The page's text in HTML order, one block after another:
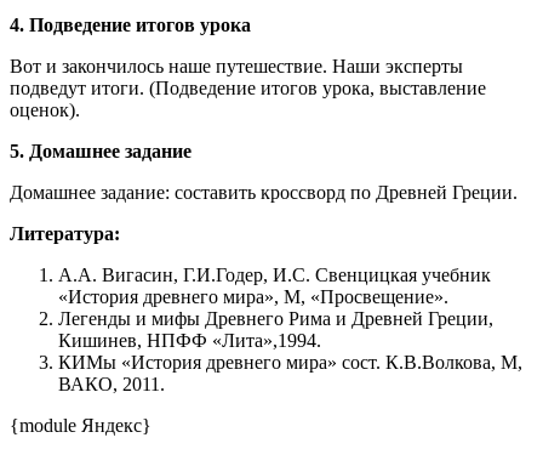
4. Подведение итогов урока
Вот и закончилось наше путешествие. Наши эксперты
подведут итоги. (Подведение итогов урока, выставление
оценок).
5. Домашнее задание
Домашнее задание: составить кроссворд по Древней Греции.
Литература:
А.А. Вигасин, Г.И.Годер, И.С. Свенцицкая учебник
«История древнего мира», М, «Просвещение».
Легенды и мифы Древнего Рима и Древней Греции,
Кишинев, НПФФ «Лита»,1994.
КИМы «История древнего мира» сост. К.В.Волкова, М,
ВАКО, 2011.
{module Яндекс}